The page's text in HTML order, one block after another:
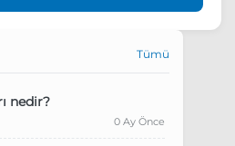
Tümü
nedir?
0 Ay Önce